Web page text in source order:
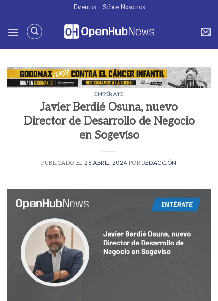
contenido
Eventos Sobre Nosotros
ENTÉRATE
Javier Berdié Osuna, nuevo
Director de Desarrollo de Negocio
en Sogeviso
PUBLICADO EL26 ABRIL, 2024 POR REDACCIÓN